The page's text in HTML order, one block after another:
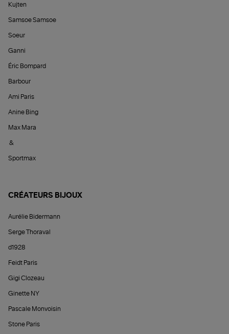
Kujten
Samsoe Samsoe
Soeur
Ganni
Éric Bompard
Barbour
Ami Paris
Anine Bing
Max Mara
&
Sportmax
CRÉATEURS BIJOUX
Aurélie Bidermann
Serge Thoraval
d1928
Feidt Paris
Gigi Clozeau
Ginette NY
Pascale Monvoisin
Stone Paris